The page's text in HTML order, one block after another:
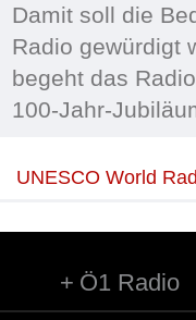
Damit soll die
Radio gewürdigt
begeht das
100-Jahr-
UNESCO World
Ö1 Radio